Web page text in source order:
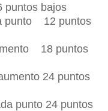
bajos
12 puntos
18 puntos
24 puntos
punto 24 puntos